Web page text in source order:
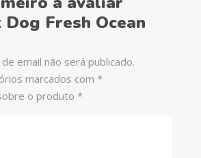
Fresh Ocean
email não será publicado.
marcados com *
o produto *